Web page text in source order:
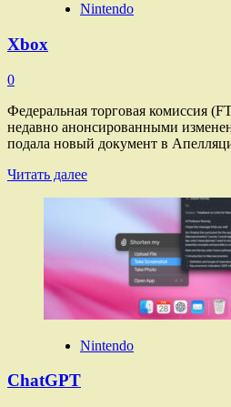
Nintendo
Xbox
0
Федеральная торговая комиссия
недавно анонсированными
подала новый документ в
Читать далееПрочитать
Nintendo
ChatGPT